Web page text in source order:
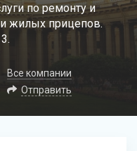
по ремонту и
жилых прицепов.
Все компании
Отправить